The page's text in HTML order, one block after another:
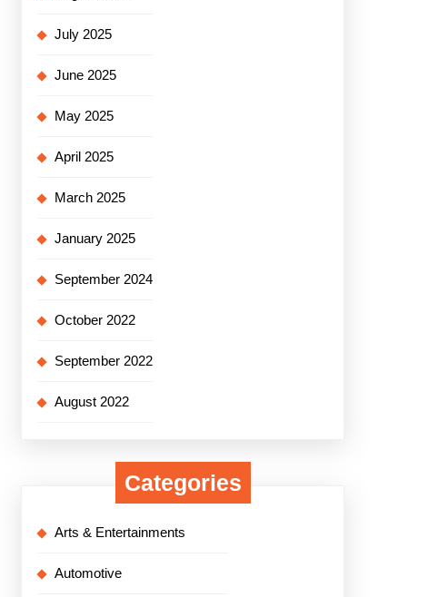
July 2025
June 2025
May 2025
April 2025
March 2025
January 2025
September 2024
October 2022
September 2022
August 2022
Categories
Arts & Entertainments
Automotive